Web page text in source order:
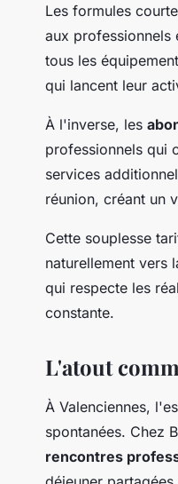
Les formules
aux professionnels
tous les
qui lancent leur
À l'inverse, les
professionnels qui
services
réunion, créant un
Cette souplesse
naturellement vers
qui respecte les
constante.
L'atout
À Valenciennes,
spontanées. Chez
rencontres